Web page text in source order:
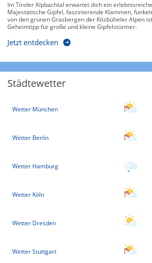
Im Tiroler Alpbachtal erwartet dich ein
Majestätische Gipfel, faszinierende Klammen,
von den grünen Grasbergen der Kitzbüheler Alpen
Geheimtipp für große und kleine Gipfelstürmer.
Jetzt entdecken
Städtewetter
Wetter München
Wetter Berlin
Wetter Hamburg
Wetter Köln
Wetter Dresden
Wetter Stuttgart